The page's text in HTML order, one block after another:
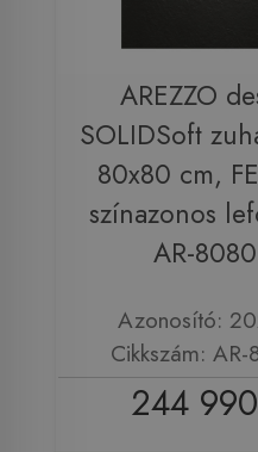
AREZZO
SOLIDSoft
80x80 cm,
színazonos
AR-
Azonosító:
Cikkszám:
244